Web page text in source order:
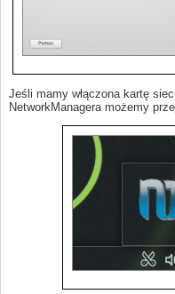
Jeśli mamy włączona kartę
NetworkManagera możemy